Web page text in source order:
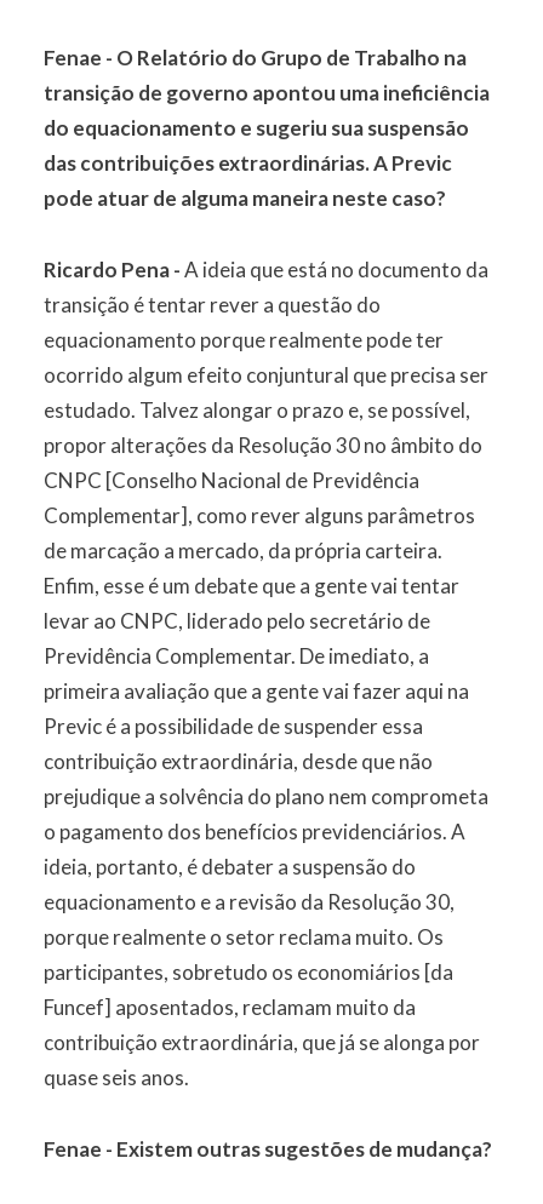
Fenae - O Relatório do Grupo de Trabalho na
transição de governo apontou uma ineficiência
do equacionamento e sugeriu sua suspensão
das contribuições extraordinárias. A Previc
pode atuar de alguma maneira neste caso?
Ricardo Pena -A ideia que está no documento da
transição é tentar rever a questão do
equacionamento porque realmente pode ter
ocorrido algum efeito conjuntural que precisa ser
estudado. Talvez alongar o prazo e, se possível,
propor alterações da Resolução 30 no âmbito do
CNPC [Conselho Nacional de Previdência
Complementar], como rever alguns parâmetros
de marcação a mercado, da própria carteira.
Enfim, esse é um debate que a gente vai tentar
levar ao CNPC, liderado pelo secretário de
Previdência Complementar. De imediato, a
primeira avaliação que a gente vai fazer aqui na
Previc é a possibilidade de suspender essa
contribuição extraordinária, desde que não
prejudique a solvência do plano nem comprometa
o pagamento dos benefícios previdenciários. A
ideia, portanto, é debater a suspensão do
equacionamento e a revisão da Resolução 30,
porque realmente o setor reclama muito. Os
participantes, sobretudo os economiários [da
Funcef] aposentados, reclamam muito da
contribuição extraordinária, que já se alonga por
quase seis anos.
Fenae - Existem outras sugestões de mudança?